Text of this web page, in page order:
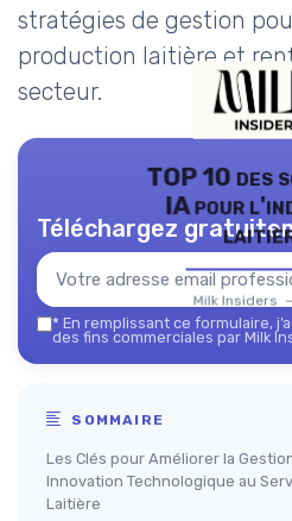
stratégies de gestion
production laitière et
secteur.
TOP 10 des
IA pour
Milk Insiders
Téléchargez
* En remplissant ce formulaire,
des fins commerciales par Milk
SOMMAIRE
Les Clés pour Améliorer la
Innovation Technologique au
Laitière